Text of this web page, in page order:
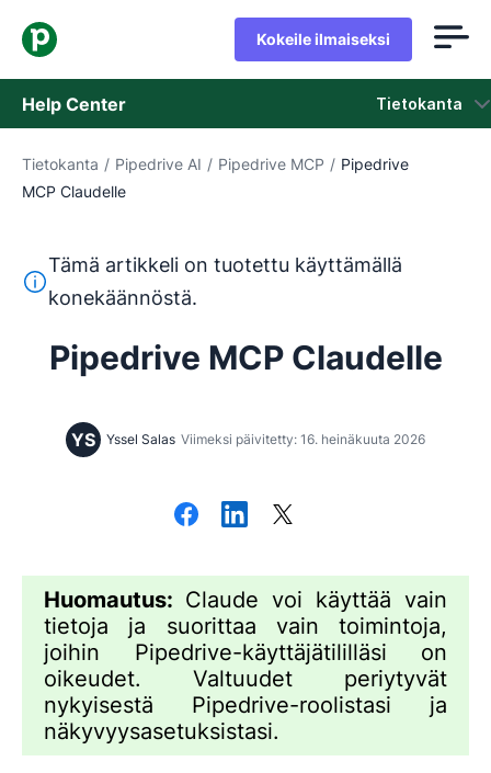
Kokeile ilmaiseksi
Help Center Tietokanta
Tietokanta
Ota yhteyttä tukeen
Tietokanta / Pipedrive AI / Pipedrive MCP / Pipedrive
MCP Claudelle
Tämä teksti on käännetty englannista
Tämä artikkeli on tuotettu käyttämällä
konekäännöstä.
Pipedrive MCP Claudelle
YS Yssel Salas Viimeksi päivitetty: 16. heinäkuuta 2026
Huomautus: Claude voi käyttää vain
tietoja ja suorittaa vain toimintoja,
joihin Pipedrive-käyttäjätililläsi on
oikeudet. Valtuudet periytyvät
nykyisestä Pipedrive-roolistasi ja
näkyvyysasetuksistasi.